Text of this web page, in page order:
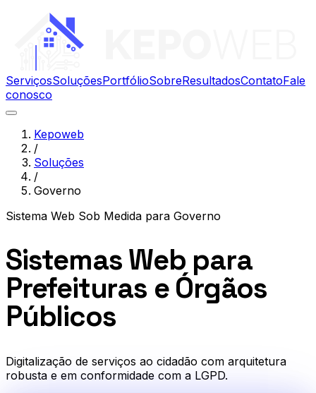
ServiçosSoluçõesPortfólioSobreResultadosContatoFale
conosco
Kepoweb
/
Soluções
/
Governo
Sistema Web Sob Medida para Governo
Sistemas Web para
Prefeituras e Órgãos
Públicos
Digitalização de serviços ao cidadão com arquitetura
robusta e em conformidade com a LGPD.